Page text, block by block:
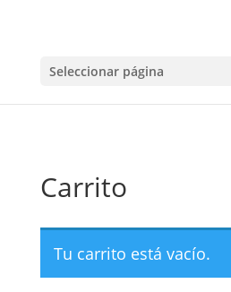
Seleccionar página
Carrito
Tu carrito está vacío.